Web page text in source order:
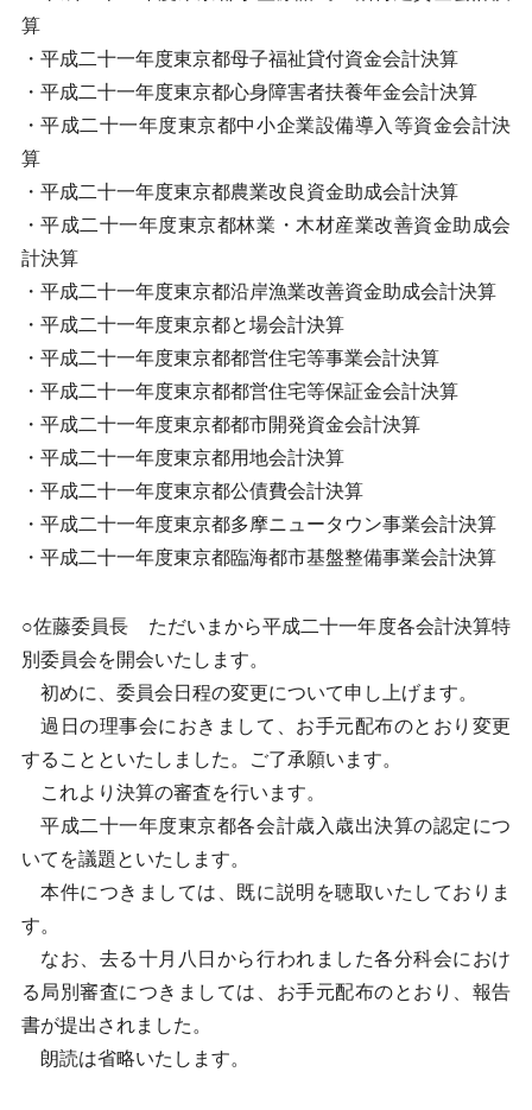
算
・平成二十一年度東京都母子福祉貸付資金会計決算
・平成二十一年度東京都心身障害者扶養年金会計決算
・平成二十一年度東京都中小企業設備導入等資金会計決
算
・平成二十一年度東京都農業改良資金助成会計決算
・平成二十一年度東京都林業・木材産業改善資金助成会
計決算
・平成二十一年度東京都沿岸漁業改善資金助成会計決算
・平成二十一年度東京都と場会計決算
・平成二十一年度東京都都営住宅等事業会計決算
・平成二十一年度東京都都営住宅等保証金会計決算
・平成二十一年度東京都都市開発資金会計決算
・平成二十一年度東京都用地会計決算
・平成二十一年度東京都公債費会計決算
・平成二十一年度東京都多摩ニュータウン事業会計決算
・平成二十一年度東京都臨海都市基盤整備事業会計決算
○佐藤委員長 ただいまから平成二十一年度各会計決算特
別委員会を開会いたします。
初めに、委員会日程の変更について申し上げます。
過日の理事会におきまして、お手元配布のとおり変更
することといたしました。ご了承願います。
これより決算の審査を行います。
平成二十一年度東京都各会計歳入歳出決算の認定につ
いてを議題といたします。
本件につきましては、既に説明を聴取いたしておりま
す。
なお、去る十月八日から行われました各分科会におけ
る局別審査につきましては、お手元配布のとおり、報告
書が提出されました。
朗読は省略いたします。